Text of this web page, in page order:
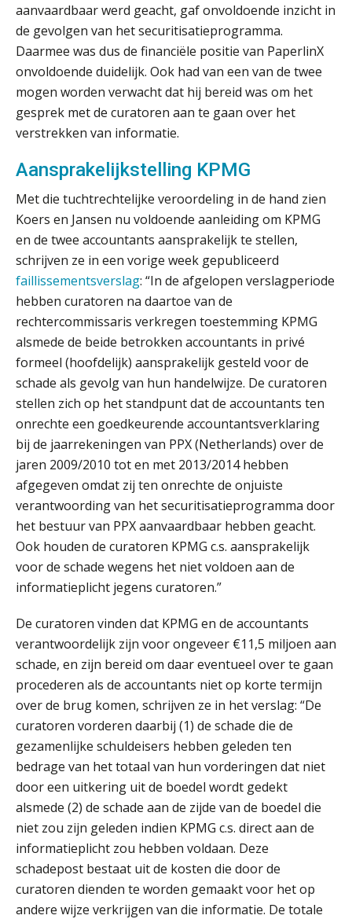
aanvaardbaar werd geacht, gaf onvoldoende inzicht in
de gevolgen van het securitisatieprogramma.
Daarmee was dus de financiële positie van PaperlinX
onvoldoende duidelijk. Ook had van een van de twee
mogen worden verwacht dat hij bereid was om het
gesprek met de curatoren aan te gaan over het
verstrekken van informatie.
Aansprakelijkstelling KPMG
Met die tuchtrechtelijke veroordeling in de hand zien
Koers en Jansen nu voldoende aanleiding om KPMG
en de twee accountants aansprakelijk te stellen,
schrijven ze in een vorige week gepubliceerd
faillissementsverslag: “In de afgelopen verslagperiode
hebben curatoren na daartoe van de
rechtercommissaris verkregen toestemming KPMG
alsmede de beide betrokken accountants in privé
formeel (hoofdelijk) aansprakelijk gesteld voor de
schade als gevolg van hun handelwijze. De curatoren
stellen zich op het standpunt dat de accountants ten
onrechte een goedkeurende accountantsverklaring
bij de jaarrekeningen van PPX (Netherlands) over de
jaren 2009/2010 tot en met 2013/2014 hebben
afgegeven omdat zij ten onrechte de onjuiste
verantwoording van het securitisatieprogramma door
het bestuur van PPX aanvaardbaar hebben geacht.
Ook houden de curatoren KPMG c.s. aansprakelijk
voor de schade wegens het niet voldoen aan de
informatieplicht jegens curatoren.”
De curatoren vinden dat KPMG en de accountants
verantwoordelijk zijn voor ongeveer €11,5 miljoen aan
schade, en zijn bereid om daar eventueel over te gaan
procederen als de accountants niet op korte termijn
over de brug komen, schrijven ze in het verslag: “De
curatoren vorderen daarbij (1) de schade die de
gezamenlijke schuldeisers hebben geleden ten
bedrage van het totaal van hun vorderingen dat niet
door een uitkering uit de boedel wordt gedekt
alsmede (2) de schade aan de zijde van de boedel die
niet zou zijn geleden indien KPMG c.s. direct aan de
informatieplicht zou hebben voldaan. Deze
schadepost bestaat uit de kosten die door de
curatoren dienden te worden gemaakt voor het op
andere wijze verkrijgen van die informatie. De totale
Wie is de eerste? De AI-revolutie
waar elk kantoor op wacht.
Hoe snellere straatjes het zicht op
datakwaliteit vertroebelen
‘De accountant is essentieel voor
ondernemers in het mkb’
Waarom een VOF-contract net zo
belangrijk is als het zakelijk plan zelf
Waarom jouw klant sneller
antwoordt via een app dan via de
mail
iXBRL controleren: wanneer moet
het, en waar let je op?
Het herbeleggen van de
Herinvesteringsreserve (HIR) in een
vastgoedbeleggingsfonds?
in eenvoud
Ketenmachtigingen centraal beheren:
zo werkt u slimmer met eHerkenning
de autonome AI-boekhouder
De curator klopt aan: wat moet een
faillissement van een klant?
Eenvoudig bankrekeningen koppelen
met Twinfield, Exact Online en
Van Mook: “Met Minox Focus wil ik
groeien naar twee keer zoveel
klanten.”
Van losse vastlegging naar
aantoonbare grip op KYC en de Wwft
Woord & Daad: “Van wildgroei naar
een structuur die iedereen begrijpt”
Scan-en-herken haalt de druk niet van
je kwartaalafsluiting. Dit wel.